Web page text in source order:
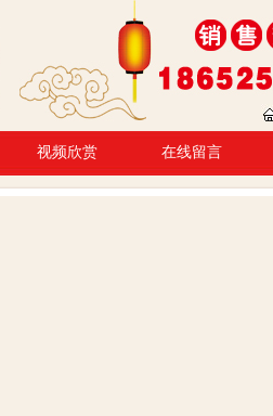
视频欣赏 在线留言